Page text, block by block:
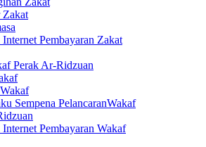
Internet Pembayaran Zakat
Perak Ar-Ridzuan
Sempena PelancaranWakaf
Internet Pembayaran Wakaf